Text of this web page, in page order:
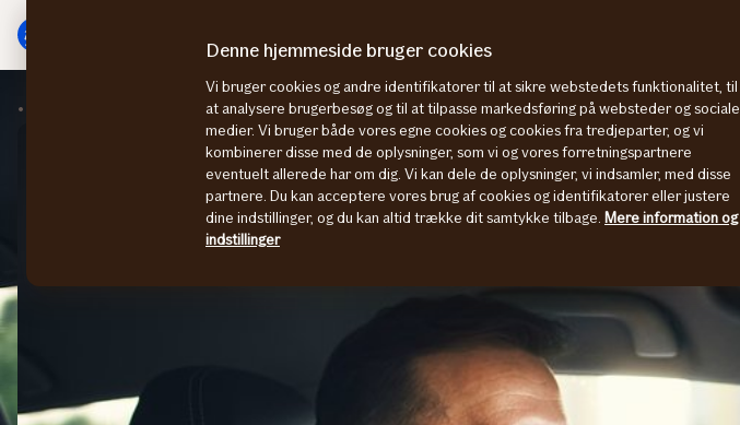
Norge
Denne hjemmeside bruger cookies
Vi bruger cookies og andre identifikatorer til at sikre webstedets funktionalitet, til
at analysere brugerbesøg og til at tilpasse markedsføring på websteder og sociale
medier. Vi bruger både vores egne cookies og cookies fra tredjeparter, og vi
kombinerer disse med de oplysninger, som vi og vores forretningspartnere
eventuelt allerede har om dig. Vi kan dele de oplysninger, vi indsamler, med disse
partnere. Du kan acceptere vores brug af cookies og identifikatorer eller justere
dine indstillinger, og du kan altid trække dit samtykke tilbage. Mere information og
indstillinger